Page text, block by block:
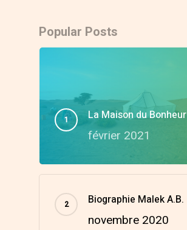
Popular Posts
La Maison du Bonheur
février 2021
Biographie Malek A.B.
novembre 2020